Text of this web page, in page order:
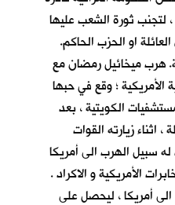
ثورة الشعب عليها
او الحزب الحاكم.
هرب ميخائيل رمضان مع
؛ وقع في حبها
الكويتية ، بعد
اثناء زيارته القوات
سبيل الهرب الى أمريكا
الأمريكية و الاكراد .
أمريكا ، ليحصل على